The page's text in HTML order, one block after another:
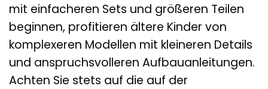
mit einfacheren Sets und größeren Teilen
beginnen, profitieren ältere Kinder von
komplexeren Modellen mit kleineren Details
und anspruchsvolleren Aufbauanleitungen.
Achten Sie stets auf die auf der